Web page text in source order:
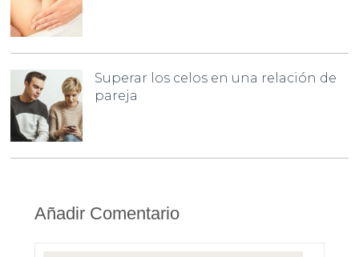
Superar los celos en una relación de
pareja
Añadir Comentario